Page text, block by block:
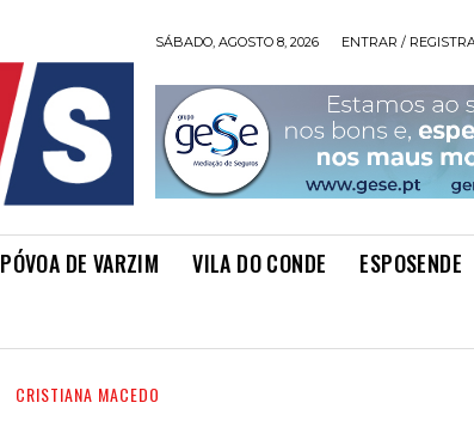
SÁBADO, AGOSTO 8, 2026 ENTRAR /
PÓVOA DE VARZIM VILA DO CONDE ESPOSENDE
CRISTIANA MACEDO